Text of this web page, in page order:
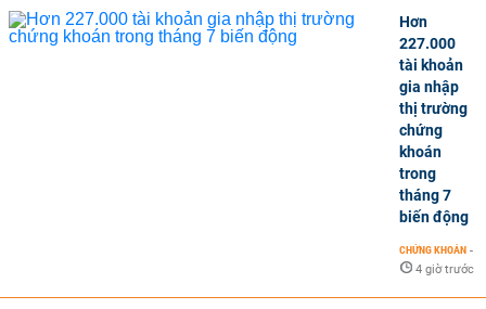
Hơn
227.000
tài khoản
gia nhập
thị trường
chứng
khoán
trong
tháng 7
biến động
CHỨNG KHOÁN -
4 giờ trước